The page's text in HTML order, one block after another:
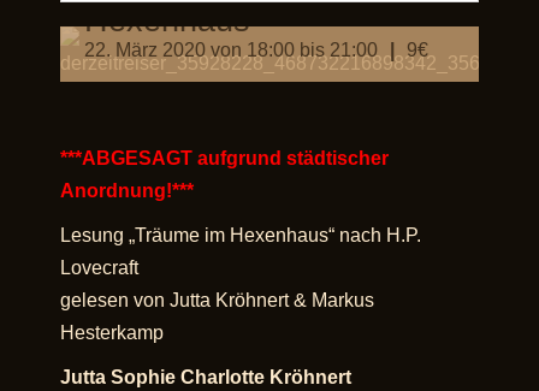
Hexenhaus“
22. März 2020 von 18:00 bis 21:00 9€
***ABGESAGT aufgrund städtischer
Anordnung!***
Lesung „Träume im Hexenhaus“ nach H.P.
Lovecraft
gelesen von Jutta Kröhnert& Markus
Hesterkamp
Jutta Sophie Charlotte Kröhnert